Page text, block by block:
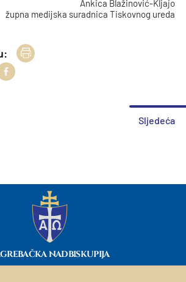
Ankica Blažinović-Kljajo
župna medijska suradnica Tiskovnog ureda
Sljedeća
NADBISKUPIJA